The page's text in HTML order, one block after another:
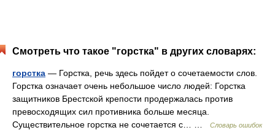
Смотреть что такое "горстка" в других словарях:
горстка — Горстка, речь здесь пойдет о сочетаемости слов.
Горстка означает очень небольшое число людей: Горстка
защитников Брестской крепости продержалась против
превосходящих сил противника больше месяца.
Существительное горстка не сочетается с… …
Словарь ошибок